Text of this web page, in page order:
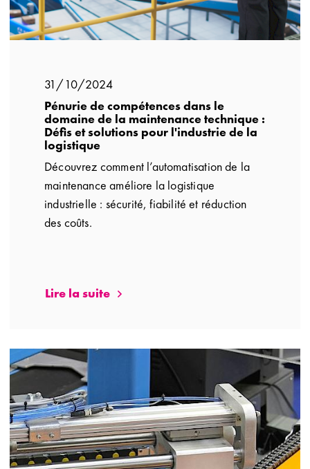
31/10/2024
Pénurie de compétences dans le
domaine de la maintenance technique :
Défis et solutions pour l'industrie de la
logistique
Découvrez comment l’automatisation de la
maintenance améliore la logistique
industrielle : sécurité, fiabilité et réduction
des coûts.
Lire la suite